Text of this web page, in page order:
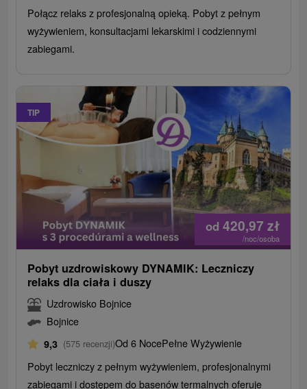
Połącz relaks z profesjonalną opieką. Pobyt z pełnym
wyżywieniem, konsultacjami lekarskimi i codziennymi
zabiegami.
TIP
od 420,97 zł
/noc/osoba
Pobyt uzdrowiskowy DYNAMIK: Leczniczy
relaks dla ciała i duszy
Uzdrowisko Bojnice
Bojnice
9,3 (575 recenzji)Od 6 NocePełne Wyżywienie
Pobyt leczniczy z pełnym wyżywieniem, profesjonalnymi
zabiegami i dostępem do basenów termalnych oferuje